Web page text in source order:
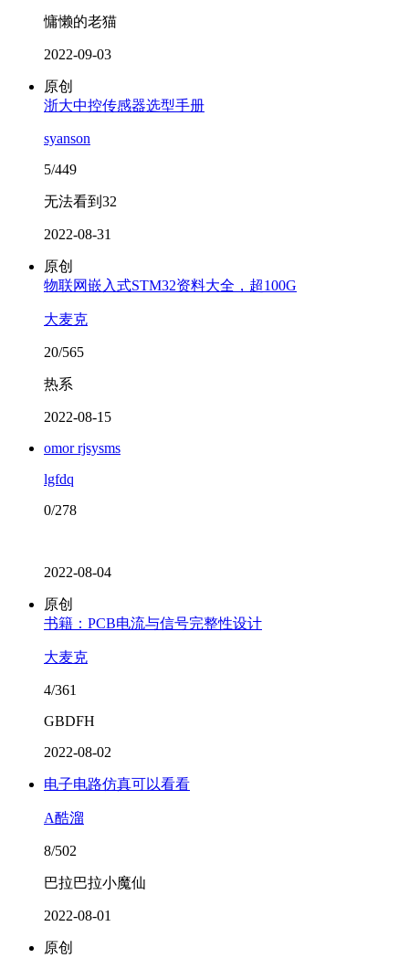
慵懒的老猫
2022-09-03
原创
浙大中控传感器选型手册
syanson
5/449
无法看到32
2022-08-31
原创
物联网嵌入式STM32资料大全，超100G
大麦克
20/565
热系
2022-08-15
omor rjsysms
lgfdq
0/278
2022-08-04
原创
书籍：PCB电流与信号完整性设计
大麦克
4/361
GBDFH
2022-08-02
电子电路仿真可以看看
A酷溜
8/502
巴拉巴拉小魔仙
2022-08-01
原创